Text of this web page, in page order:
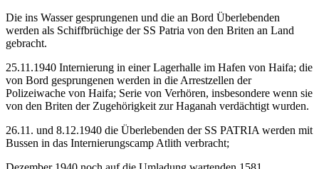
Die ins Wasser gesprungenen und die an Bord Überlebenden
werden als Schiffbrüchige der SS Patria von den Briten an Land
gebracht.
25.11.1940 Internierung in einer Lagerhalle im Hafen von Haifa; die
von Bord gesprungenen werden in die Arrestzellen der
Polizeiwache von Haifa; Serie von Verhören, insbesondere wenn sie
von den Briten der Zugehörigkeit zur Haganah verdächtigt wurden.
26.11. und 8.12.1940 die Überlebenden der SS PATRIA werden mit
Bussen in das Internierungscamp Atlith verbracht;